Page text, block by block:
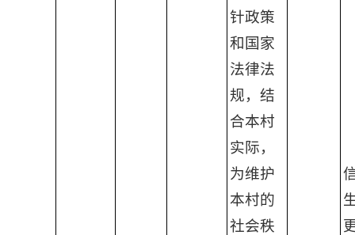
针政策
和国家
法律法
规，结
合本村
实际，
为维护
本村的
社会秩